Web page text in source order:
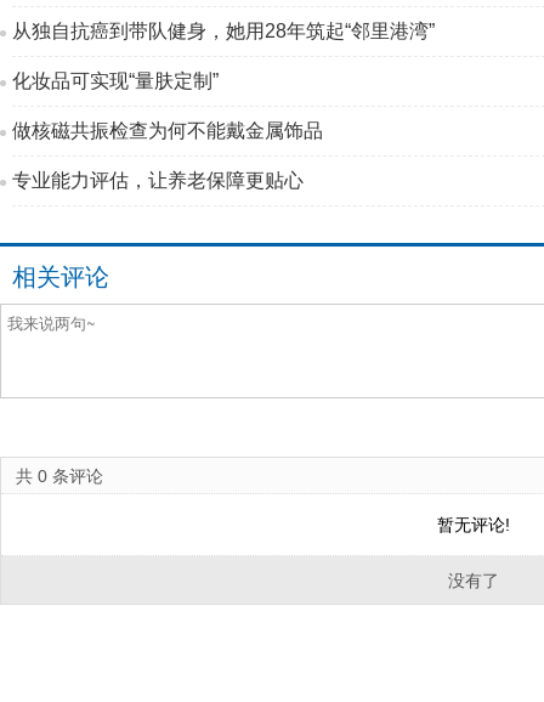
从独自抗癌到带队健身，她用28年筑起“邻里港湾”
化妆品可实现“量肤定制”
做核磁共振检查为何不能戴金属饰品
专业能力评估，让养老保障更贴心
相关评论
共 0 条评论
暂无评论!
没有了